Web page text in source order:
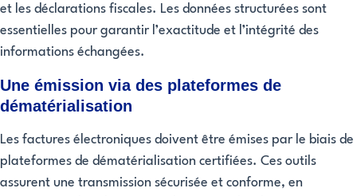
et les déclarations fiscales. Les données structurées sont
essentielles pour garantir l’exactitude et l’intégrité des
informations échangées.
Une émission via des plateformes de
dématérialisation
Les factures électroniques doivent être émises par le biais de
plateformes de dématérialisation certifiées. Ces outils
assurent une transmission sécurisée et conforme, en